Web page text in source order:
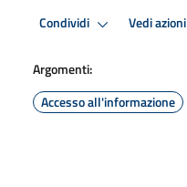
Condividi Vedi azioni
Argomenti:
Accesso all'informazione